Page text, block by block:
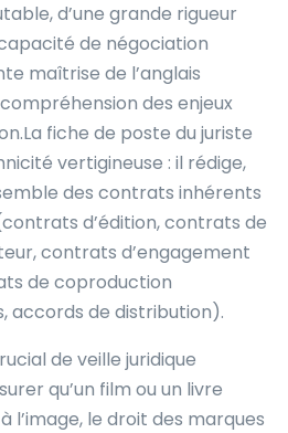
d’une grande rigueur
de négociation
maîtrise de l’anglais
des enjeux
fiche de poste du juriste
vertigineuse : il rédige,
des contrats inhérents
d’édition, contrats de
contrats d’engagement
de coproduction
accords de distribution).
de veille juridique
qu’un film ou un livre
l’image, le droit des marques